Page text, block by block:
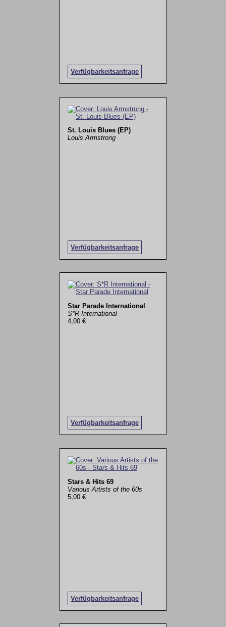
Verfügbarkeitsanfrage
St. Louis Blues (EP)
Louis Armstrong
Verfügbarkeitsanfrage
Star Parade International
S*R International
4,00 €
Verfügbarkeitsanfrage
Stars & Hits 69
Various Artists of the 60s
5,00 €
Verfügbarkeitsanfrage